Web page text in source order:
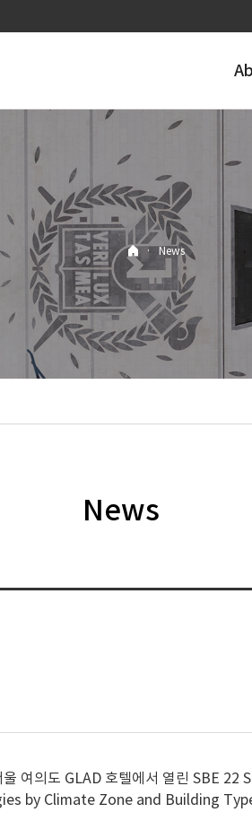
· News
News
여의도 GLAD 호텔에서 열린 SBE 22
by Climate Zone and Building